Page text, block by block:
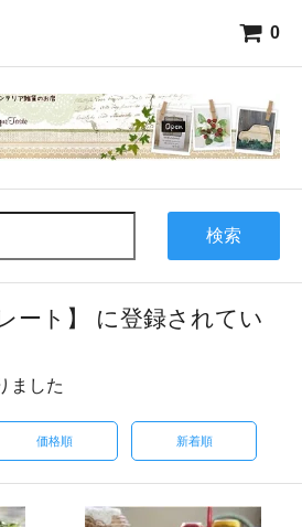
0
検索
ート】 に登録されてい
ました
価格順 新着順